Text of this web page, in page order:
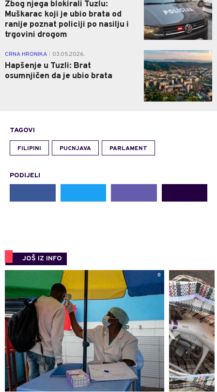
Zbog njega blokirali Tuzlu:
Muškarac koji je ubio brata od
ranije poznat policiji po nasilju i
trgovini drogom
CRNA HRONIKA 03.05.2026.
Hapšenje u Tuzli: Brat
osumnjičen da je ubio brata
1
TAGOVI
FILIPINI PUCNJAVA PARLAMENT
PODIJELI
JOŠ IZ INFO
0